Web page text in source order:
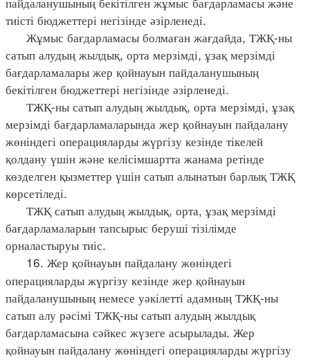
тиісті бюджеттері негізінде әзірленеді.
Жұмыс бағдарламасы болмаған жағдайда, ТЖҚ-ны
сатып алудың жылдық, орта мерзімді, ұзақ мерзімді
бағдарламалары жер қойнауын пайдаланушының
бекітілген бюджеттері негізінде әзірленеді.
ТЖҚ-ны сатып алудың жылдық, орта мерзімді, ұзақ
мерзімді бағдарламаларында жер қойнауын пайдалану
жөніндегі операцияларды жүргізу кезінде тікелей
қолдану үшін және келісімшартта жанама ретінде
көзделген қызметтер үшін сатып алынатын барлық ТЖҚ
көрсетіледі.
ТЖҚ сатып алудың жылдық, орта, ұзақ мерзімді
бағдарламаларын тапсырыс беруші тізілімде
орналастыруы тиіс.
16. Жер қойнауын пайдалану жөніндегі
операцияларды жүргізу кезінде жер қойнауын
пайдаланушының немесе уәкілетті адамның ТЖҚ-ны
сатып алу рәсімі ТЖҚ-ны сатып алудың жылдық
бағдарламасына сәйкес жүзеге асырылады. Жер
қойнауын пайдалану жөніндегі операцияларды жүргізу